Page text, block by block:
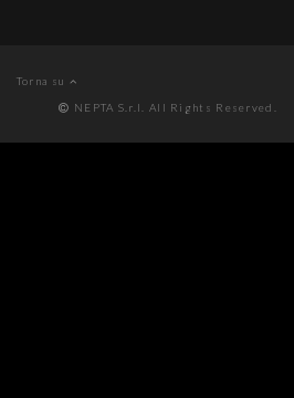
Torna su
NEPTA S.r.l. All Rights Reserved.